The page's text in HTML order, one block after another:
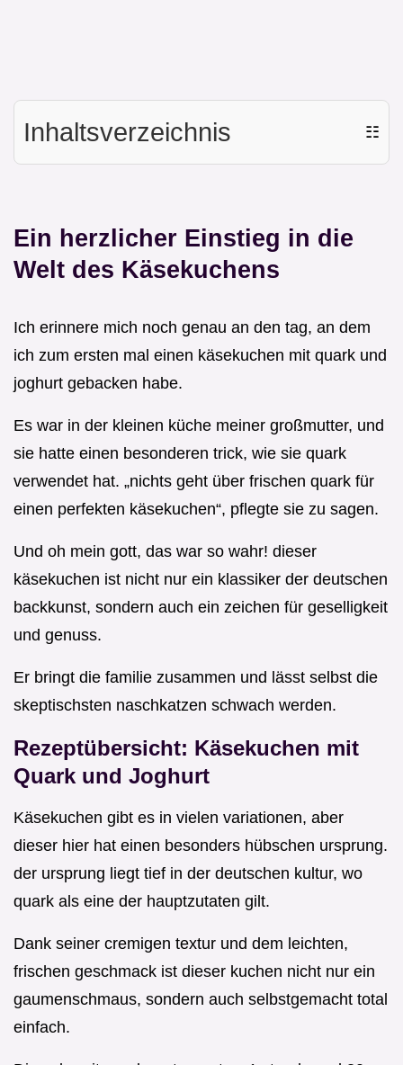
Inhaltsverzeichnis ☷
Ein herzlicher Einstieg in die
Welt des Käsekuchens
Ich erinnere mich noch genau an den tag, an dem
ich zum ersten mal einen käsekuchen mit quark und
joghurt gebacken habe.
Es war in der kleinen küche meiner großmutter, und
sie hatte einen besonderen trick, wie sie quark
verwendet hat. „nichts geht über frischen quark für
einen perfekten käsekuchen“, pflegte sie zu sagen.
Und oh mein gott, das war so wahr! dieser
käsekuchen ist nicht nur ein klassiker der deutschen
backkunst, sondern auch ein zeichen für geselligkeit
und genuss.
Er bringt die familie zusammen und lässt selbst die
skeptischsten naschkatzen schwach werden.
Rezeptübersicht: Käsekuchen mit
Quark und Joghurt
Käsekuchen gibt es in vielen variationen, aber
dieser hier hat einen besonders hübschen ursprung.
der ursprung liegt tief in der deutschen kultur, wo
quark als eine der hauptzutaten gilt.
Dank seiner cremigen textur und dem leichten,
frischen geschmack ist dieser kuchen nicht nur ein
gaumenschmaus, sondern auch selbstgemacht total
einfach.